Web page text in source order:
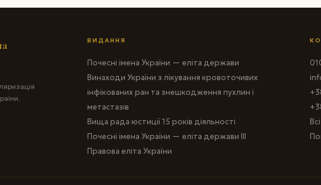
ВИДАННЯ
Почесні імена України — еліта держави
Винаходи України з лікування кровоточивих
інфікованих ран та знешкодження пухлин і
метастазів
Вища рада юстиції 15 років діяльності
Почесні імена України — еліта держави III
Правова еліта України